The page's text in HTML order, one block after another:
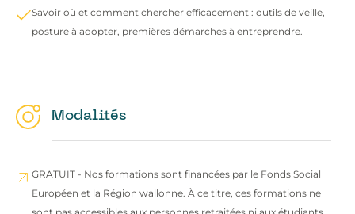
Savoir où et comment chercher efficacement : outils de veille,
posture à adopter, premières démarches à entreprendre.
Modalités
GRATUIT - Nos formations sont financées par le Fonds Social
Européen et la Région wallonne. À ce titre, ces formations ne